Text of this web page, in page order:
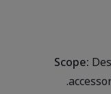
Scope: